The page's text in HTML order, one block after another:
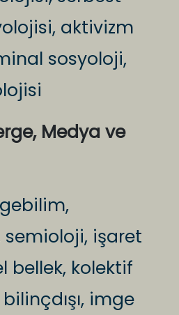
aktivizm
sosyoloji,
Medya ve
işaret
bellek, kolektif
imge